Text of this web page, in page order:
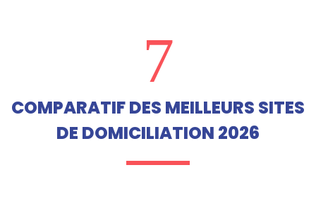
7
COMPARATIF DES MEILLEURS SITES
DE DOMICILIATION 2026